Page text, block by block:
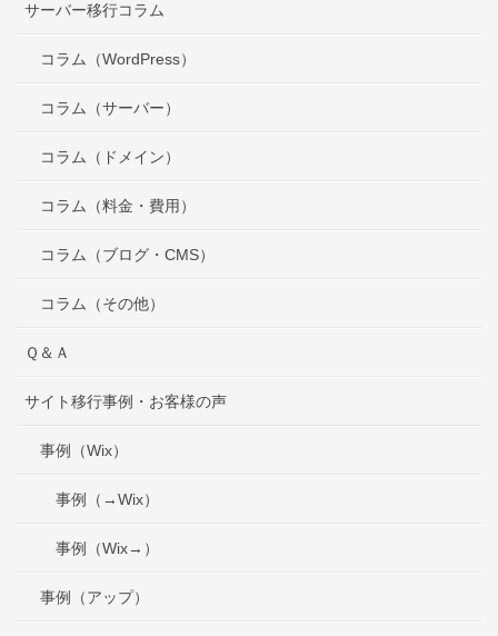
サーバー移行コラム
コラム（WordPress）
コラム（サーバー）
コラム（ドメイン）
コラム（料金・費用）
コラム（ブログ・CMS）
コラム（その他）
Ｑ＆Ａ
サイト移行事例・お客様の声
事例（Wix）
事例（→Wix）
事例（Wix→）
事例（アップ）